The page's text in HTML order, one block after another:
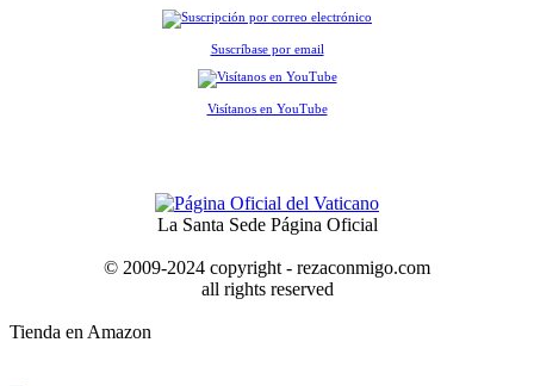
Suscríbase por email
Visítanos en YouTube
La Santa Sede Página Oficial
© 2009-2024 copyright - rezaconmigo.com
all rights reserved
Tienda en Amazon